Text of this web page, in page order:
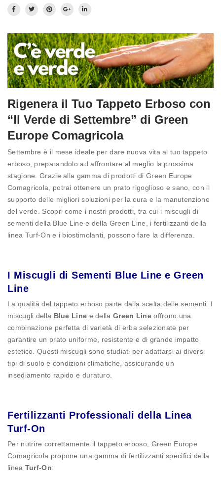
Prato fiorito
Ornamentali
Speciali
Ripopolazione insetti
RICHIEDI INFORMAZIONI
Rigenera il Tuo Tappeto Erboso con
“Il Verde di Settembre” di Green
Europe Comagricola
Settembre è il mese ideale per dare nuova vita al tuo tappeto
erboso, preparandolo ad affrontare al meglio la prossima
stagione. Grazie alla gamma di prodotti di Green Europe
Comagricola, potrai ottenere un prato rigoglioso e sano, con il
supporto delle migliori soluzioni per la cura e la manutenzione
del verde. Scopri come i nostri prodotti, tra cui i miscugli di
sementi della Blue Line e della Green Line, i fertilizzanti della
linea Turf-On e i biostimolanti, possono fare la differenza.
I Miscugli di Sementi Blue Line e Green
Line
La qualità del tappeto erboso parte dalla scelta delle sementi. I
miscugli della Blue Line e della Green Lineoffrono una
combinazione perfetta di varietà di erba selezionate per
garantire un prato uniforme, resistente e di grande impatto
estetico. Questi miscugli sono studiati per adattarsi ai diversi
tipi di suolo e condizioni climatiche, assicurando un
insediamento rapido e duraturo.
Fertilizzanti Professionali della Linea
Turf-On
Per nutrire correttamente il tappeto erboso, Green Europe
Comagricola propone una gamma di fertilizzanti specifici della
linea Turf-On: